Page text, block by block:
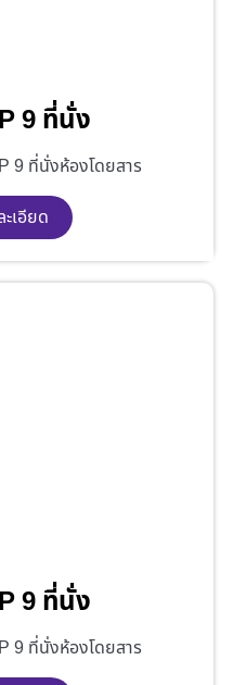
9 ที่นั่ง
9 ที่นั่งห้องโดยสาร
เอียด
9 ที่นั่ง
9 ที่นั่งห้องโดยสาร